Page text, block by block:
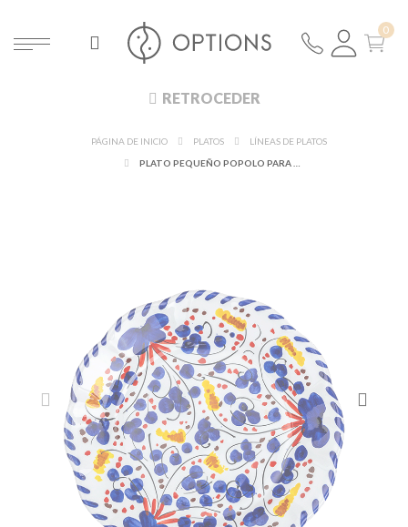
RETROCEDER
PÁGINA DE INICIO PLATOS
LÍNEAS DE PLATOS